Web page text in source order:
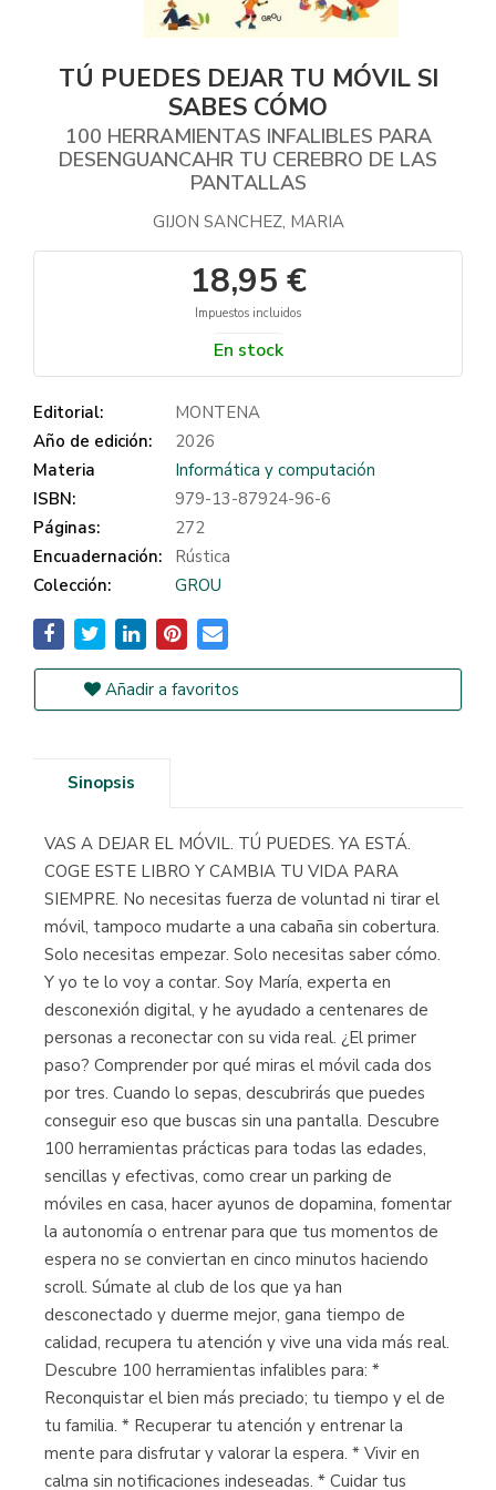
TÚ PUEDES DEJAR TU MÓVIL SI
SABES CÓMO
100 HERRAMIENTAS INFALIBLES PARA
DESENGUANCAHR TU CEREBRO DE LAS
PANTALLAS
GIJON SANCHEZ, MARIA
18,95 €
Impuestos incluidos
En stock
Editorial:
MONTENA
Año de edición:
2026
Materia
Informática y computación
ISBN:
979-13-87924-96-6
Páginas:
272
Encuadernación:
Rústica
Colección:
GROU
Añadir a favoritos
Sinopsis
VAS A DEJAR EL MÓVIL. TÚ PUEDES. YA ESTÁ.
COGE ESTE LIBRO Y CAMBIA TU VIDA PARA
SIEMPRE. No necesitas fuerza de voluntad ni tirar el
móvil, tampoco mudarte a una cabaña sin cobertura.
Solo necesitas empezar. Solo necesitas saber cómo.
Y yo te lo voy a contar. Soy María, experta en
desconexión digital, y he ayudado a centenares de
personas a reconectar con su vida real. ¿El primer
paso? Comprender por qué miras el móvil cada dos
por tres. Cuando lo sepas, descubrirás que puedes
conseguir eso que buscas sin una pantalla. Descubre
100 herramientas prácticas para todas las edades,
sencillas y efectivas, como crear un parking de
móviles en casa, hacer ayunos de dopamina, fomentar
la autonomía o entrenar para que tus momentos de
espera no se conviertan en cinco minutos haciendo
scroll. Súmate al club de los que ya han
desconectado y duerme mejor, gana tiempo de
calidad, recupera tu atención y vive una vida más real.
Descubre 100 herramientas infalibles para: *
Reconquistar el bien más preciado; tu tiempo y el de
tu familia. * Recuperar tu atención y entrenar la
mente para disfrutar y valorar la espera. * Vivir en
calma sin notificaciones indeseadas. * Cuidar tus